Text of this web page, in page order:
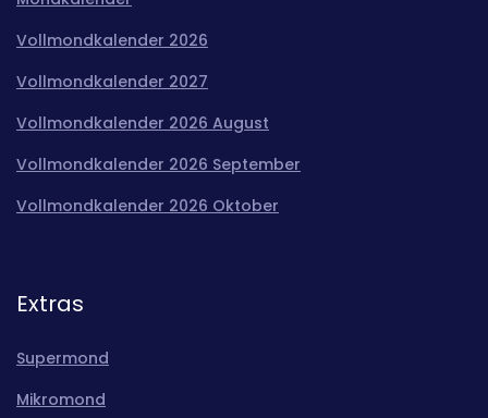
Vollmondkalender 2026
Vollmondkalender 2027
Vollmondkalender 2026 August
Vollmondkalender 2026 September
Vollmondkalender 2026 Oktober
Extras
Supermond
Mikromond